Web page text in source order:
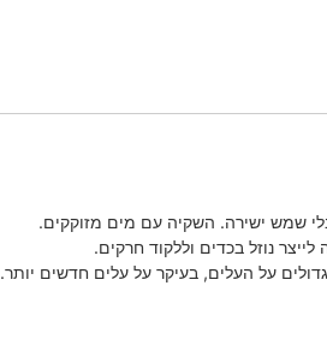
שמש ישירה. השקיה עם מים מזוקקים.
נוזל בכדים וללקוד חרקים.
על העלים, בעיקר על עלים חדשים יותר.